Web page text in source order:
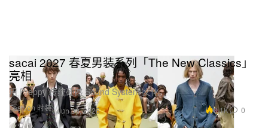
Fashion 时装
sacai 2027 春夏男装系列「The New Classics」
亮相
用 Preppy 传统硬撼 Sound System 文化。
Jun 30, 2026 3.1K 0